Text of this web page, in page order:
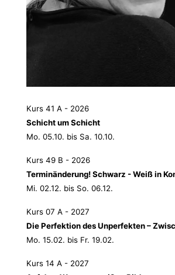
Kurs 41 A - 2026
Schicht um Schicht
Mo. 05.10. bis Sa. 10.10.
Kurs 49 B - 2026
Terminänderung! Schwarz - Weiß in
Mi. 02.12. bis So. 06.12.
Kurs 07 A - 2027
Die Perfektion des Unperfekten –
Mo. 15.02. bis Fr. 19.02.
Kurs 14 A - 2027